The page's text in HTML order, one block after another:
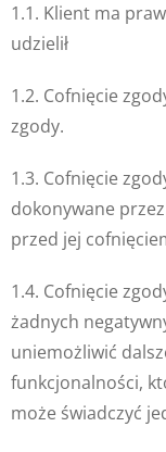
1.1. Klient ma
udzielił
1.2. Cofnięcie
zgody.
1.3. Cofnięcie
dokonywane
przed jej
1.4. Cofnięcie
żadnych
uniemożliwić
funkcjonalności,
może świadczyć